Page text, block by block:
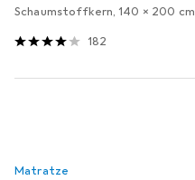
Schaumstoffkern, 140 x 200 cm
182
Matratze